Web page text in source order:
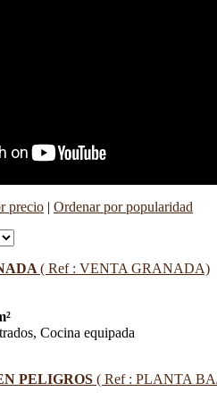
precio | Ordenar por popularidad
( Ref : VENTA GRANADA)
Cocina equipada
PELIGROS ( Ref : PLANTA